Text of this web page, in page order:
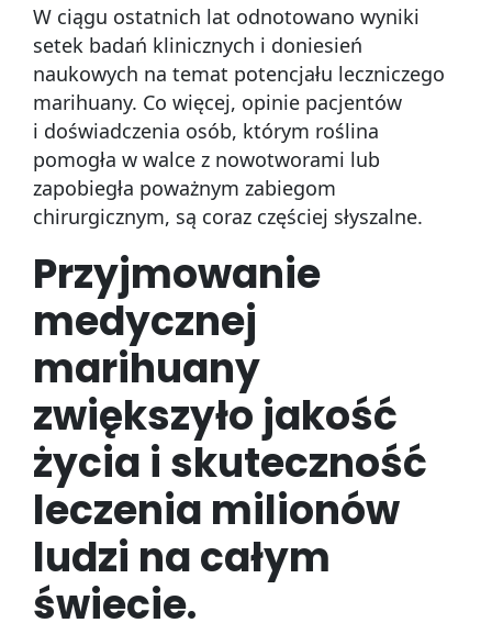
W ciągu ostatnich lat odnotowano wyniki
setek badań klinicznych i doniesień
naukowych na temat potencjału leczniczego
marihuany. Co więcej, opinie pacjentów
i doświadczenia osób, którym roślina
pomogła w walce z nowotworami lub
zapobiegła poważnym zabiegom
chirurgicznym, są coraz częściej słyszalne.
Przyjmowanie
medycznej
marihuany
zwiększyło jakość
życia i skuteczność
leczenia milionów
ludzi na całym
świecie.